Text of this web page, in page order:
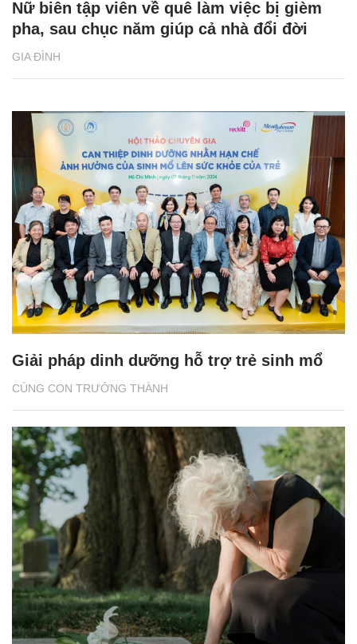
GIA ĐÌNH
Nữ biên tập viên về quê làm việc bị gièm
pha, sau chục năm giúp cả nhà đổi đời
CÙNG CON TRƯỞNG THÀNH
Giải pháp dinh dưỡng hỗ trợ trẻ sinh mổ